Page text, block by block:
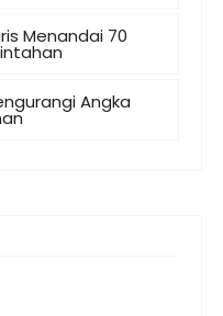
Menandai 70
Angka